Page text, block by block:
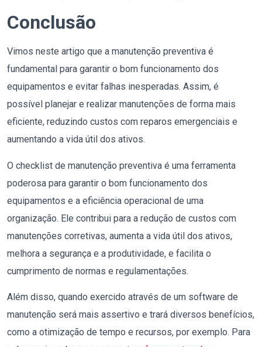
Conclusão
Vimos neste artigo que a manutenção preventiva é
fundamental para garantir o bom funcionamento dos
equipamentos e evitar falhas inesperadas. Assim, é
possível planejar e realizar manutenções de forma mais
eficiente, reduzindo custos com reparos emergenciais e
aumentando a vida útil dos ativos.
O checklist de manutenção preventiva é uma ferramenta
poderosa para garantir o bom funcionamento dos
equipamentos e a eficiência operacional de uma
organização. Ele contribui para a redução de custos com
manutenções corretivas, aumenta a vida útil dos ativos,
melhora a segurança e a produtividade, e facilita o
cumprimento de normas e regulamentações.
Além disso, quando exercido através de um software de
manutenção será mais assertivo e trará diversos benefícios,
como a otimização de tempo e recursos, por exemplo. Para